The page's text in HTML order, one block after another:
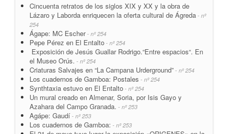
Cincuenta retratos de los siglos XIX y XX y la obra de
Lázaro y Laborda enriquecen la oferta cultural de Ágreda - nº
254
Ágape: MC Escher- nº 254
Pepe Pérez en El Entalto - nº 254
Exposición de Jesús Guallar Rodrigo.“Entre espacios“. En
el Museo Orús. - nº 254
Criaturas Salvajes en “La Campana Urderground” - nº 254
Los cuadernos de Gamboa: Postales - nº 254
Synthtaxia estuvo en El Entalto - nº 254
Un mural creado en Almenar, Soria, por Isis Gayo y
Azahara del Campo Granada. - nº 253
Agápe: Gaudí - nº 253
Los cuadernos de Gamboa: - nº 253